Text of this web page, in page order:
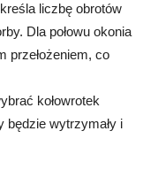
liczbę obrotów
Dla połowu okonia
przełożeniem, co
kołowrotek
będzie wytrzymały i